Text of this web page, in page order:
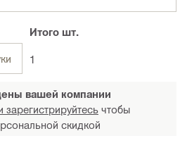
Итого шт.
1
вашей компании
чтобы
скидкой